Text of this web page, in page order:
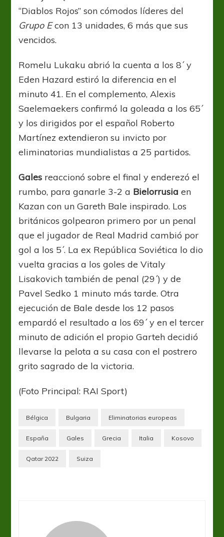
“Diablos Rojos” son cómodos líderes del
Grupo Econ 13 unidades, 6 más que sus
vencidos.
Romelu Lukaku abrió la cuenta a los 8´ y
Eden Hazard estiró la diferencia en el
minuto 41. En el complemento, Alexis
Saelemaekers confirmó la goleada a los 65´
y los dirigidos por el español Roberto
Martínez extendieron su invicto por
eliminatorias mundialistas a 25 partidos.
Gales reaccionó sobre el final y enderezó el
rumbo, para ganarle 3-2 a Bielorrusia en
Kazan con un Gareth Bale inspirado. Los
británicos golpearon primero por un penal
que el jugador de Real Madrid cambió por
gol a los 5´. La ex República Soviética lo dio
vuelta gracias a los goles de Vitaly
Lisakovich también de penal (29´) y de
Pavel Sedko 1 minuto más tarde. Otra
ejecución de Bale desde los 12 pasos
empardó el resultado a los 69´ y en el tercer
minuto de adición el propio Garteh decidió
llevarse la pelota a su casa con el postrero
grito sagrado de la victoria.
(Foto Principal: RAI Sport)
Bélgica Bulgaria Eliminatorias europeas
España Gales Grecia Italia Kosovo
Qatar 2022 Suiza